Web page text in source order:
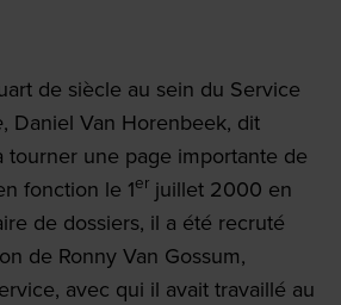
de siècle au sein du Service
, Daniel Van Horenbeek, dit
tourner une page importante de
fonction le 1er juillet 2000 en
de dossiers, il a été recruté
de Ronny Van Gossum,
avec qui il avait travaillé au